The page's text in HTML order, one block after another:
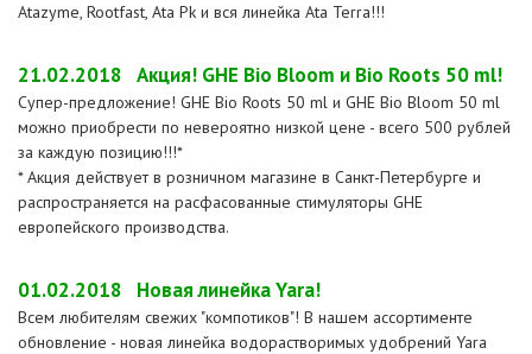
Atazyme, Rootfast, Ata Pk и вся линейка Ata Terra!!!
21.02.2018 Акция! GHE Bio Bloom и Bio Roots 50 ml!
Супер-предложение! GHE Bio Roots 50 ml и GHE Bio Bloom 50 ml
можно приобрести по невероятно низкой цене - всего 500 рублей
за каждую позицию!!!*
* Акция действует в розничном магазине в Санкт-Петербурге и
распространяется на расфасованные стимуляторы GHE
европейского производства.
01.02.2018 Новая линейка Yara!
Всем любителям свежих "компотиков"! В нашем ассортименте
обновление - новая линейка водорастворимых удобрений Yara